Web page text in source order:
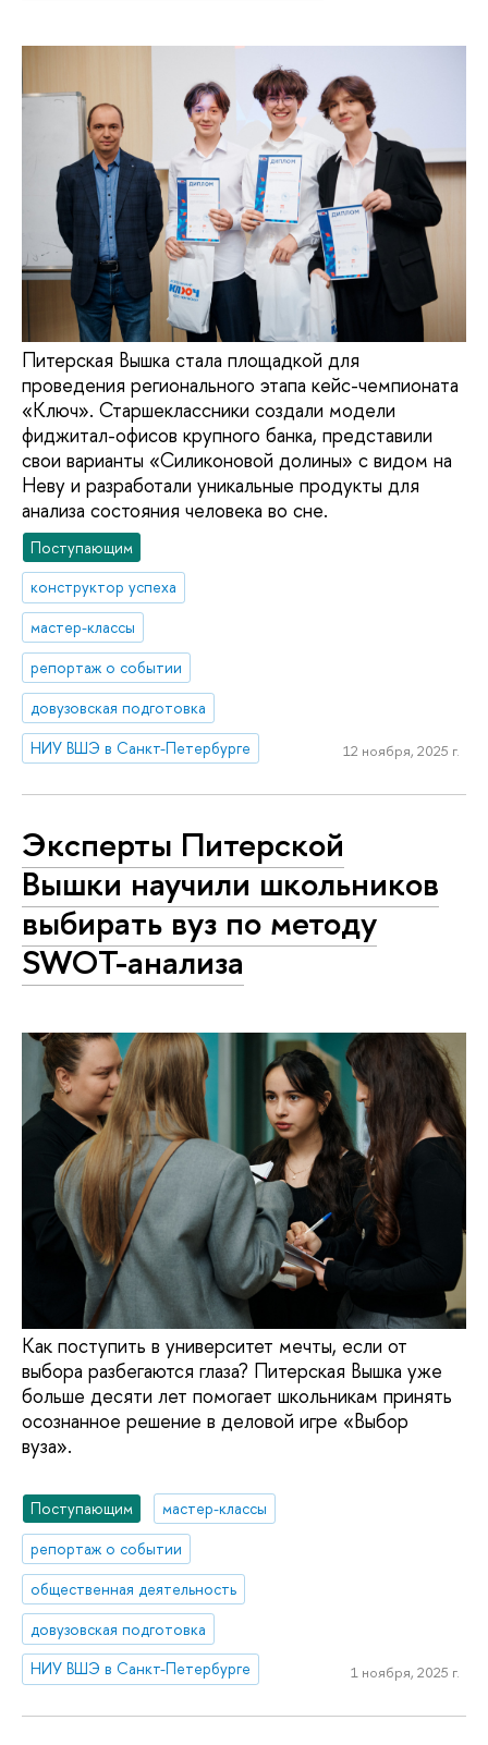
Питерская Вышка стала площадкой для
проведения регионального этапа кейс-чемпионата
«Ключ». Старшеклассники создали модели
фиджитал-офисов крупного банка, представили
свои варианты «Силиконовой долины» с видом на
Неву и разработали уникальные продукты для
анализа состояния человека во сне.
Поступающим
конструктор успеха
мастер-классы
репортаж о событии
довузовская подготовка
НИУ ВШЭ в Санкт-Петербурге
12 ноября, 2025 г.
Эксперты Питерской
Вышки научили школьников
выбирать вуз по методу
SWOT-анализа
Как поступить в университет мечты, если от
выбора разбегаются глаза? Питерская Вышка уже
больше десяти лет помогает школьникам принять
осознанное решение в деловой игре «Выбор
вуза».
Поступающим
мастер-классы
репортаж о событии
общественная деятельность
довузовская подготовка
НИУ ВШЭ в Санкт-Петербурге
1 ноября, 2025 г.